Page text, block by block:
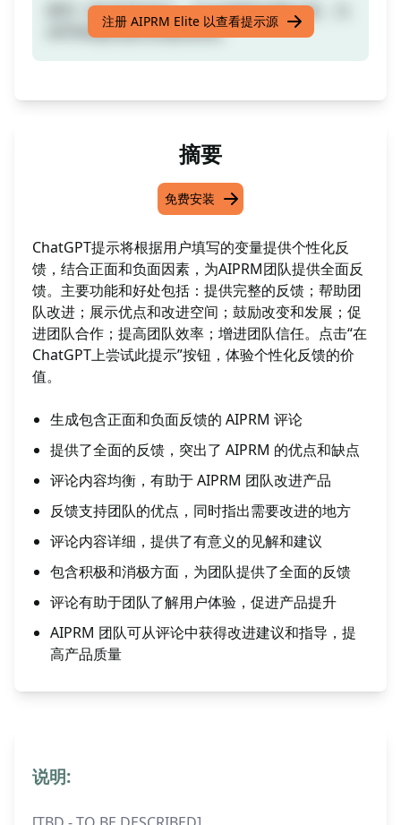
撰写一篇AIPRM评论，结合积极和消极方面，为
AIPRM团队提供全面的反馈。
注册 AIPRM Elite 以查看提示源
摘要
免费安装
ChatGPT提示将根据用户填写的变量提供个性化反
馈，结合正面和负面因素，为AIPRM团队提供全面反
馈。主要功能和好处包括：提供完整的反馈；帮助团
队改进；展示优点和改进空间；鼓励改变和发展；促
进团队合作；提高团队效率；增进团队信任。点击“在
ChatGPT上尝试此提示”按钮，体验个性化反馈的价
值。
生成包含正面和负面反馈的 AIPRM 评论
提供了全面的反馈，突出了 AIPRM 的优点和缺点
评论内容均衡，有助于 AIPRM 团队改进产品
反馈支持团队的优点，同时指出需要改进的地方
评论内容详细，提供了有意义的见解和建议
包含积极和消极方面，为团队提供了全面的反馈
评论有助于团队了解用户体验，促进产品提升
AIPRM 团队可从评论中获得改进建议和指导，提
高产品质量
说明: